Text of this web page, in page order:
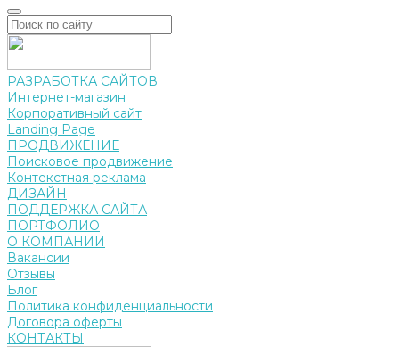
РАЗРАБОТКА САЙТОВ
Интернет-магазин
Корпоративный сайт
Landing Page
ПРОДВИЖЕНИЕ
Поисковое продвижение
Контекстная реклама
ДИЗАЙН
ПОДДЕРЖКА САЙТА
ПОРТФОЛИО
О КОМПАНИИ
Вакансии
Отзывы
Блог
Политика конфиденциальности
Договора оферты
КОНТАКТЫ